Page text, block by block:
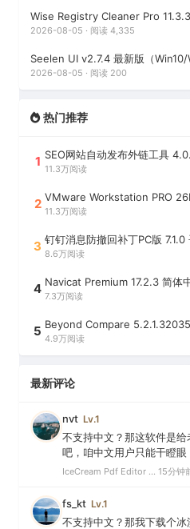
2026-08-05 · 阅读 4,335
2026-08-05 · 阅读 200
热门推荐
1
11.3万阅读
2
11.3万阅读
3
8.6万阅读
4
7.3万阅读
5
4.9万阅读
最新评论
nvt Lv.1
不支持中文？那这软件是给
吧，咱中文用户只能干瞪眼
IceCream Pdf Editor Pro 3.32 破解便携版（冰淇淋PDF编辑器） 15分钟
fs_kt Lv.1
不支持中文？那我下载个冰